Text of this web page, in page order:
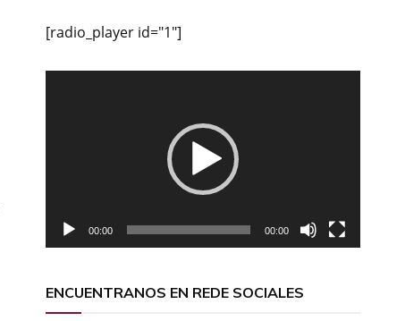
[radio_player id="1"]
00:00 00:00
ENCUENTRANOS EN REDE SOCIALES